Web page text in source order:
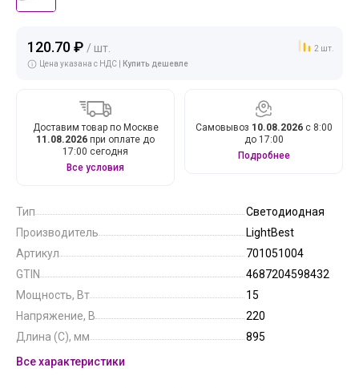
2 шт.
120.70 ₽ / шт.
Цена указана с НДС | Купить дешевле
Доставим товар по Москве
11.08.2026 при оплате до
17:00 сегодня
Все условия
Самовывоз 10.08.2026с 8:00
до 17:00
Подробнее
Тип
Светодиодная
Производитель
LightBest
Артикул
701051004
GTIN
4687204598432
Мощность, Вт
15
Напряжение, В
220
Длина (C), мм
895
Все характеристики